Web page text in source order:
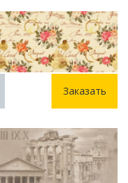
Заказать